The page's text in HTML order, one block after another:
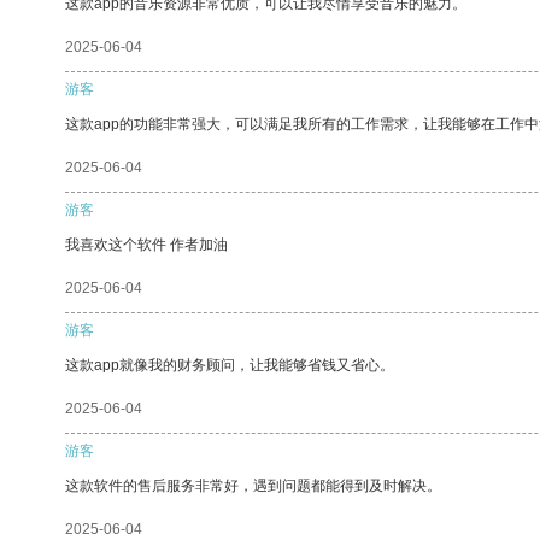
这款app的音乐资源非常优质，可以让我尽情享受音乐的魅力。
2025-06-04
游客
这款app的功能非常强大，可以满足我所有的工作需求，让我能够在工作中
2025-06-04
游客
我喜欢这个软件 作者加油
2025-06-04
游客
这款app就像我的财务顾问，让我能够省钱又省心。
2025-06-04
游客
这款软件的售后服务非常好，遇到问题都能得到及时解决。
2025-06-04